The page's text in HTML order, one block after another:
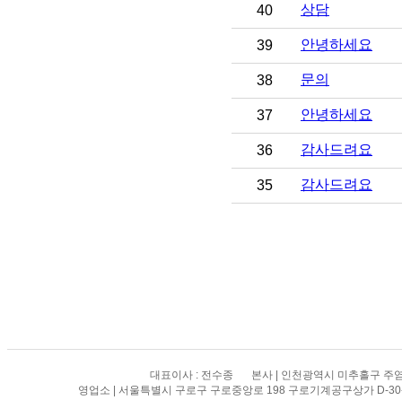
40 상담
39 안녕하세요
38 문의
37 안녕하세요
36 감사드려요
35 감사드려요
대표이사 : 전수종
본사 | 인천광역시 미추홀구 주
영업소 | 서울특별시 구로구 구로중앙로 198 구로기계공구상가 D-